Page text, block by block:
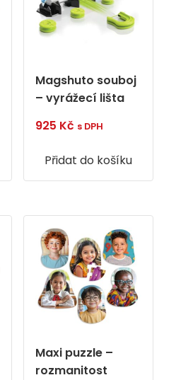
Magshuto souboj
– vyrážecí lišta
925 Kč s DPH
Přidat do košíku
Maxi puzzle –
rozmanitost